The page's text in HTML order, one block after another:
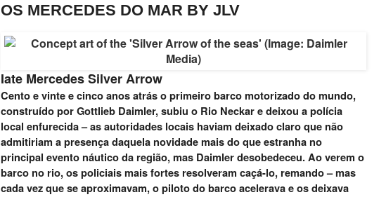
OS MERCEDES DO MAR BY JLV
Iate Mercedes Silver Arrow
Cento e vinte e cinco anos atrás o primeiro barco motorizado do mundo,
construído por Gottlieb Daimler, subiu o Rio Neckar e deixou a polícia
local enfurecida – as autoridades locais haviam deixado claro que não
admitiriam a presença daquela novidade mais do que estranha no
principal evento náutico da região, mas Daimler desobedeceu. Ao verem o
barco no rio, os policiais mais fortes resolveram caçá-lo, remando – mas
cada vez que se aproximavam, o piloto do barco acelerava e os deixava